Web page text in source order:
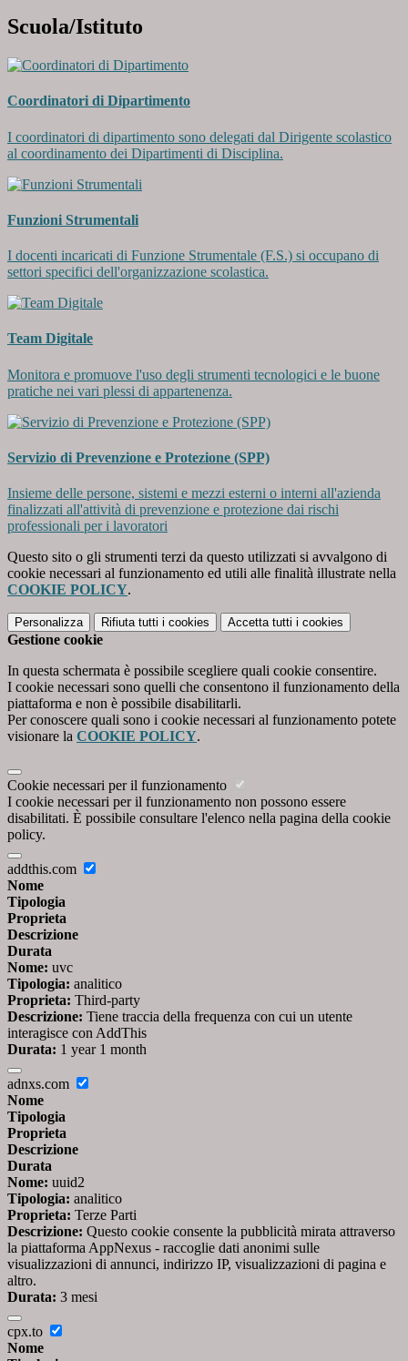
Scuola/Istituto
Coordinatori di Dipartimento
I coordinatori di dipartimento sono delegati dal Dirigente scolastico
al coordinamento dei Dipartimenti di Disciplina.
Funzioni Strumentali
I docenti incaricati di Funzione Strumentale (F.S.) si occupano di
settori specifici dell'organizzazione scolastica.
Team Digitale
Monitora e promuove l'uso degli strumenti tecnologici e le buone
pratiche nei vari plessi di appartenenza.
Servizio di Prevenzione e Protezione (SPP)
Insieme delle persone, sistemi e mezzi esterni o interni all'azienda
finalizzati all'attività di prevenzione e protezione dai rischi
professionali per i lavoratori
Questo sito o gli strumenti terzi da questo utilizzati si avvalgono di
cookie necessari al funzionamento ed utili alle finalità illustrate nella
COOKIE POLICY.
Personalizza Rifiuta tutti i cookies Accetta tutti i cookies
Gestione cookie
In questa schermata è possibile scegliere quali cookie consentire.
I cookie necessari sono quelli che consentono il funzionamento della
piattaforma e non è possibile disabilitarli.
Per conoscere quali sono i cookie necessari al funzionamento potete
visionare la COOKIE POLICY.
Cookie necessari per il funzionamento
I cookie necessari per il funzionamento non possono essere
disabilitati. È possibile consultare l'elenco nella pagina della cookie
policy.
addthis.com
Nome
Tipologia
Proprieta
Descrizione
Durata
Nome: uvc
Tipologia: analitico
Proprieta: Third-party
Descrizione: Tiene traccia della frequenza con cui un utente
interagisce con AddThis
Durata: 1 year 1 month
adnxs.com
Nome
Tipologia
Proprieta
Descrizione
Durata
Nome: uuid2
Tipologia: analitico
Proprieta: Terze Parti
Descrizione: Questo cookie consente la pubblicità mirata attraverso
la piattaforma AppNexus - raccoglie dati anonimi sulle
visualizzazioni di annunci, indirizzo IP, visualizzazioni di pagina e
altro.
Durata: 3 mesi
cpx.to
Nome